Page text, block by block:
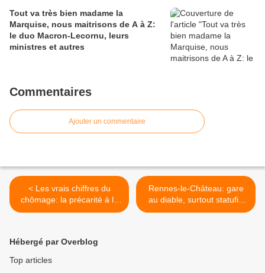
Tout va très bien madame la
Marquise, nous maitrisons de A à Z:
le duo Macron-Lecornu, leurs
ministres et autres
Commentaires
Ajouter un commentaire
< Les vrais chiffres du
chômage: la précarité à la
hausse et des formations
Rennes-le-Château: gare
au diable, surtout statufié
dans l'église de ce tout petit
Hébergé par Overblog
Top articles